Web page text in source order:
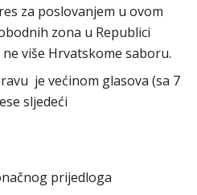
za poslovanjem u ovom
zona u Republici
više Hrvatskome saboru.
je većinom glasova (sa 7
sljedeći
prijedloga